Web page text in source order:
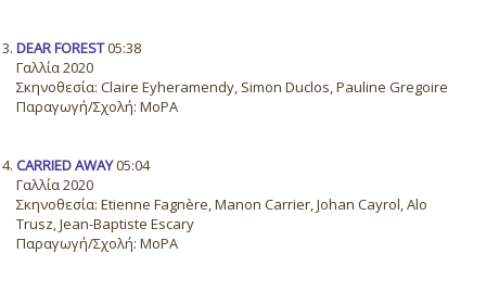
DEAR FOREST05:38
Γαλλία 2020
Σκηνοθεσία: Claire Eyheramendy, Simon Duclos, Pauline Gregoire
Παραγωγή/Σχολή: MoPA
CARRIED AWAY05:04
Γαλλία 2020
Σκηνοθεσία: Etienne Fagnère, Manon Carrier, Johan Cayrol, Alo
Trusz, Jean-Baptiste Escary
Παραγωγή/Σχολή: MoPA